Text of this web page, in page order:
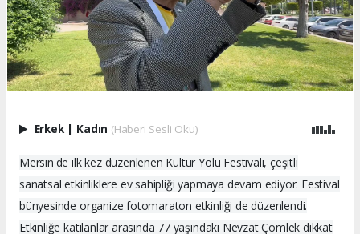
Erkek Kadın (Haberi Sesli Oku)
Mersin'de ilk kez düzenlenen Kültür Yolu Festivali, çeşitli
sanatsal etkinliklere ev sahipliği yapmaya devam ediyor. Festival
bünyesinde organize fotomaraton etkinliği de düzenlendi.
Etkinliğe katılanlar arasında 77 yaşındaki Nevzat Çömlek dikkat